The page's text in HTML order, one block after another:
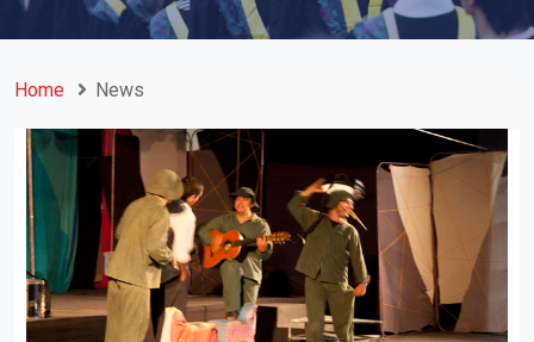
Home News